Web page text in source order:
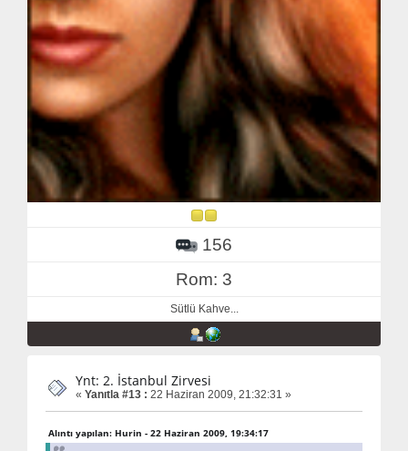
156
Rom: 3
Sütlü Kahve...
Ynt: 2. İstanbul Zirvesi
« Yanıtla #13 : 22 Haziran 2009, 21:32:31 »
Alıntı yapılan: Hurin - 22 Haziran 2009, 19:34:17